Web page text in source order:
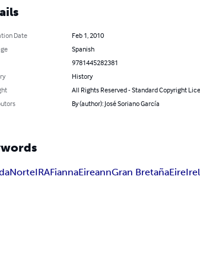
Date
Feb 1, 2010
Spanish
9781445282381
History
All Rights Reserved - Standard Copyright
By (author): José Soriano García
NorteIRAFiannaEireannGran BretañaEire